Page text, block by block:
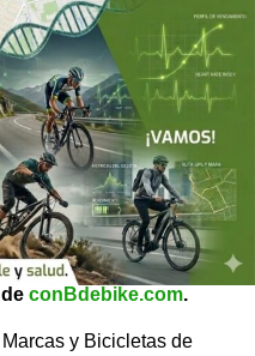
de conBdebike.com.
y Bicicletas de